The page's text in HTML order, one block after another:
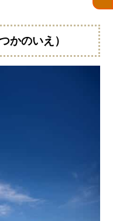
かのいえ）